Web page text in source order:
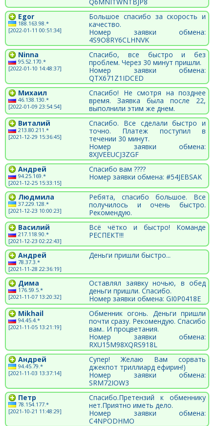
Egor
188.163.98.*
[2022-01-11 00:51:34]
Большое спасибо за скорость и
качество.
Номер заявки обмена:
4S9O8RY6CLHNVK
Ninna
95.52.170.*
[2022-01-10 14:48:37]
Спасибо, все быстро и без
проблем. Через 30 минут пришли.
Номер заявки обмена:
QTX671Z1IDCED
Михаил
46.138.130.*
[2022-01-09 23:54:54]
Спасибо! Не смотря на позднее
время. Заявка была после 22,
выполнили этим же днем.
Виталий
213.80.211.*
[2021-12-29 15:36:45]
Спасибо. Все сделали быстро и
точно. Платеж поступил в
течении 30 минут.
Номер заявки обмена:
8XJVEEUCJ3ZGF
Андрей
94.25.169.*
[2021-12-25 15:33:15]
Спасибо вам ????
Номер заявки обмена: #54JEBSAK
Людмила
37.229.128.*
[2021-12-23 10:00:23]
Ребята, спасибо большое. Все
получилось и очень быстро.
Рекомендую.
Василий
217.118.90.*
[2021-12-23 02:22:43]
Всё чётко и быстро! Команде
РЕСПЕКТ!!!
Андрей
78.37.3.*
[2021-11-28 22:36:19]
Деньги пришли быстро...
Дима
176.59.5.*
[2021-11-07 13:20:32]
Оставлял заявку ночью, в обед
деньги пришли. Спасибо.
Номер заявки обмена: GI0P0418E
Mikhail
94.45.4.*
[2021-11-05 13:21:19]
Обменник огонь. Деньги пришли
почти сразу. Рекомендую. Спасибо
вам.. И процветания.
Номер заявки обмена:
RXU15M98XQRS918L
Андрей
94.45.79.*
[2021-11-03 13:37:14]
Супер! Желаю Вам сорвать
джекпот триллиард ефирин!)
Номер заявки обмена:
SRM72IOW3
Петр
78.154.177.*
[2021-10-21 11:48:29]
Спасибо.Претензий к обменнику
нет.Приятно иметь дело.
Номер заявки обмена:
C4NPODHMO